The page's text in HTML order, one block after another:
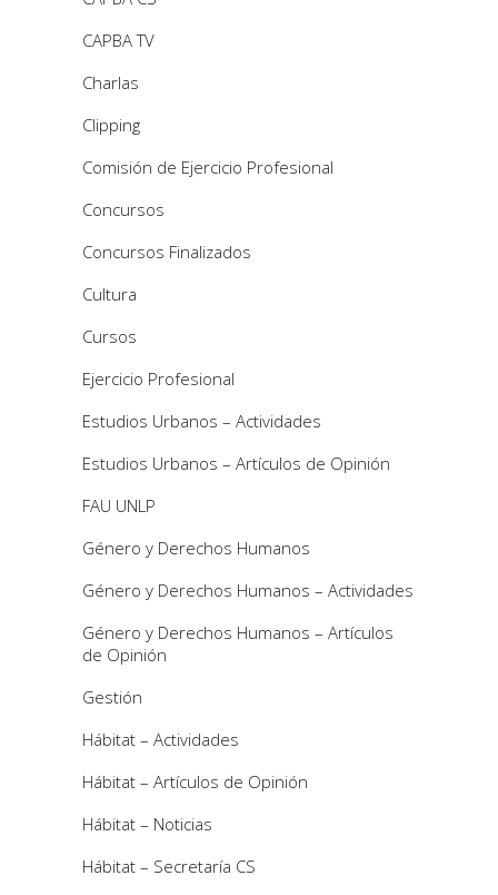
CAPBA TV
Charlas
Clipping
Comisión de Ejercicio Profesional
Concursos
Concursos Finalizados
Cultura
Cursos
Ejercicio Profesional
Estudios Urbanos – Actividades
Estudios Urbanos – Artículos de Opinión
FAU UNLP
Género y Derechos Humanos
Género y Derechos Humanos – Actividades
Género y Derechos Humanos – Artículos
de Opinión
Gestión
Hábitat – Actividades
Hábitat – Artículos de Opinión
Hábitat – Noticias
Hábitat – Secretaría CS